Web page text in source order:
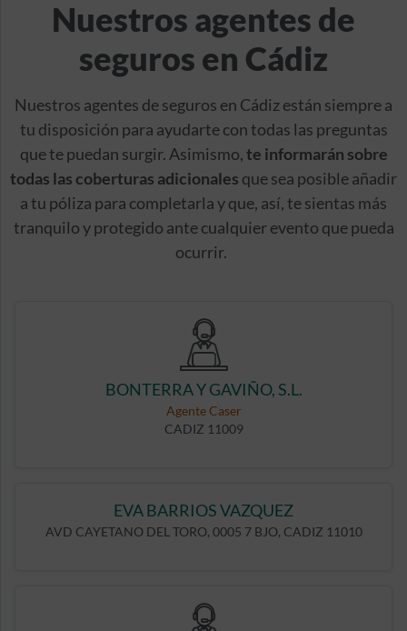
Nuestros agentes de
seguros en Cádiz
Nuestros agentes de seguros en Cádiz están siempre a
tu disposición para ayudarte con todas las preguntas
que te puedan surgir. Asimismo,te informarán sobre
todas las coberturas adicionales que sea posible añadir
a tu póliza para completarla y que, así, te sientas más
tranquilo y protegido ante cualquier evento que pueda
ocurrir.
BONTERRA Y GAVIÑO, S.L.
Agente Caser
CADIZ 11009
EVA BARRIOS VAZQUEZ
AVD CAYETANO DEL TORO, 0005 7 BJO, CADIZ 11010